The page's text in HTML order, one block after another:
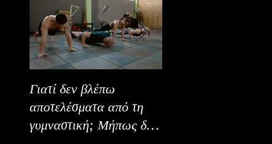
Γιατί δεν βλέπω
αποτελέσματα από τη
γυμναστική; Μήπως δεν